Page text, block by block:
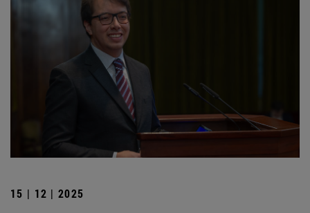
15 | 12 | 2025